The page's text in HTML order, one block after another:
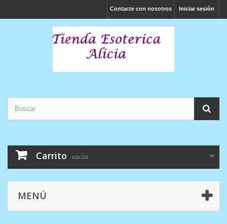
Iniciar sesión
Contacte con nosotros
Carrito vacío
MENÚ